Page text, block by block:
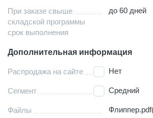
При заказе свыше
складской программы
срок выполнения
до 60 дней
Дополнительная информация
Распродажа на сайте Нет
Сегмент Средний
Файлы